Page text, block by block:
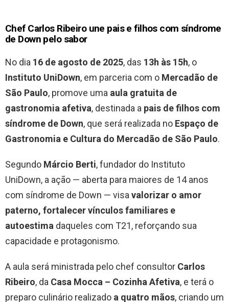
Chef Carlos Ribeiro une pais e filhos com síndrome
de Down pelo sabor
No dia 16 de agosto de 2025, das 13h às 15h, o
Instituto UniDown, em parceria com o Mercadão de
São Paulo, promove uma aula gratuita de
gastronomia afetiva, destinada a pais de filhos com
síndrome de Down, que será realizada no Espaço de
Gastronomia e Cultura do Mercadão de São Paulo.
Segundo Márcio Berti, fundador do Instituto
UniDown, a ação — aberta para maiores de 14 anos
com síndrome de Down — visavalorizar o amor
paterno, fortalecer vínculos familiares e
autoestima daqueles com T21, reforçando sua
capacidade e protagonismo.
A aula será ministrada pelo chef consultor Carlos
Ribeiro, da Casa Mocca – Cozinha Afetiva, e terá o
preparo culinário realizado a quatro mãos, criando um